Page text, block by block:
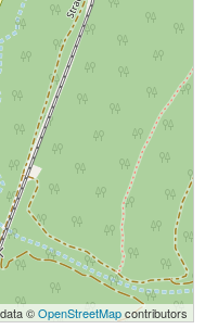
©OpenStreetMapcontributors